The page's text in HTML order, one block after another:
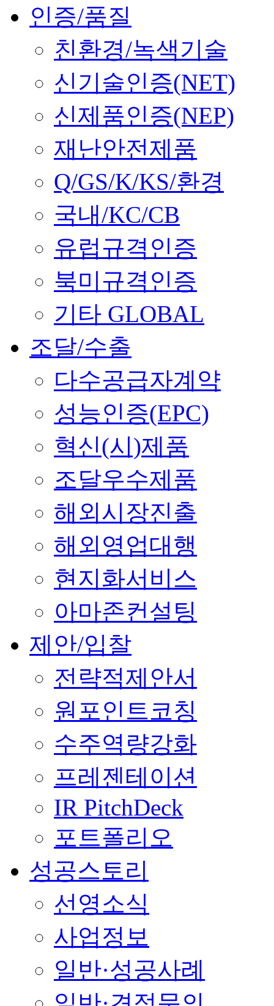
인증/품질
친환경/녹색기술
신기술인증(NET)
신제품인증(NEP)
재난안전제품
Q/GS/K/KS/환경
국내/KC/CB
유럽규격인증
북미규격인증
기타 GLOBAL
조달/수출
다수공급자계약
성능인증(EPC)
혁신(시)제품
조달우수제품
해외시장진출
해외영업대행
현지화서비스
아마존컨설팅
제안/입찰
전략적제안서
원포인트코칭
수주역량강화
프레젠테이션
IR PitchDeck
포트폴리오
성공스토리
선영소식
사업정보
일반·성공사례